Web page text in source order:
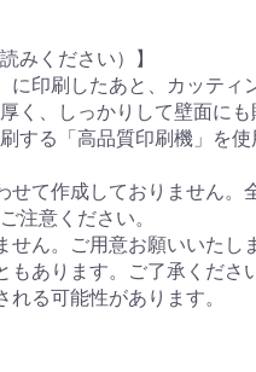
みください）】
に印刷したあと、カッティ
く、しっかりして壁面に
する「高品質印刷機」を
せて作成しておりません。
注意ください。
ん。ご用意お願いいたし
あります。ご了承くださ
る可能性があります。